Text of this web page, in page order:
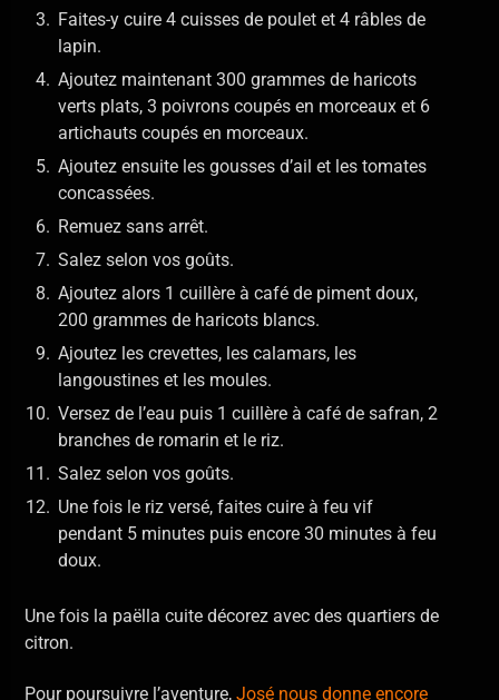
Faites-y cuire 4 cuisses de poulet et 4 râbles de
lapin.
Ajoutez maintenant 300 grammes de haricots
verts plats, 3 poivrons coupés en morceaux et 6
artichauts coupés en morceaux.
Ajoutez ensuite les gousses d’ail et les tomates
concassées.
Remuez sans arrêt.
Salez selon vos goûts.
Ajoutez alors 1 cuillère à café de piment doux,
200 grammes de haricots blancs.
Ajoutez les crevettes, les calamars, les
langoustines et les moules.
Versez de l’eau puis 1 cuillère à café de safran, 2
branches de romarin et le riz.
Salez selon vos goûts.
Une fois le riz versé, faites cuire à feu vif
pendant 5 minutes puis encore 30 minutes à feu
doux.
Une fois la paëlla cuite décorez avec des quartiers de
citron.
Pour poursuivre l’aventure,José nous donne encore